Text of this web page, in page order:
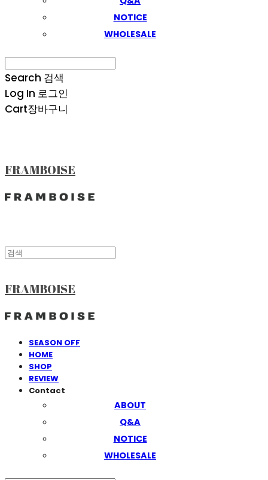
NOTICE
WHOLESALE
Search 검색
Log In 로그인
Cart장바구니
FRAMBOISE
FRAMBOISE
SEASON OFF
HOME
SHOP
REVIEW
Contact
ABOUT
Q&A
NOTICE
WHOLESALE